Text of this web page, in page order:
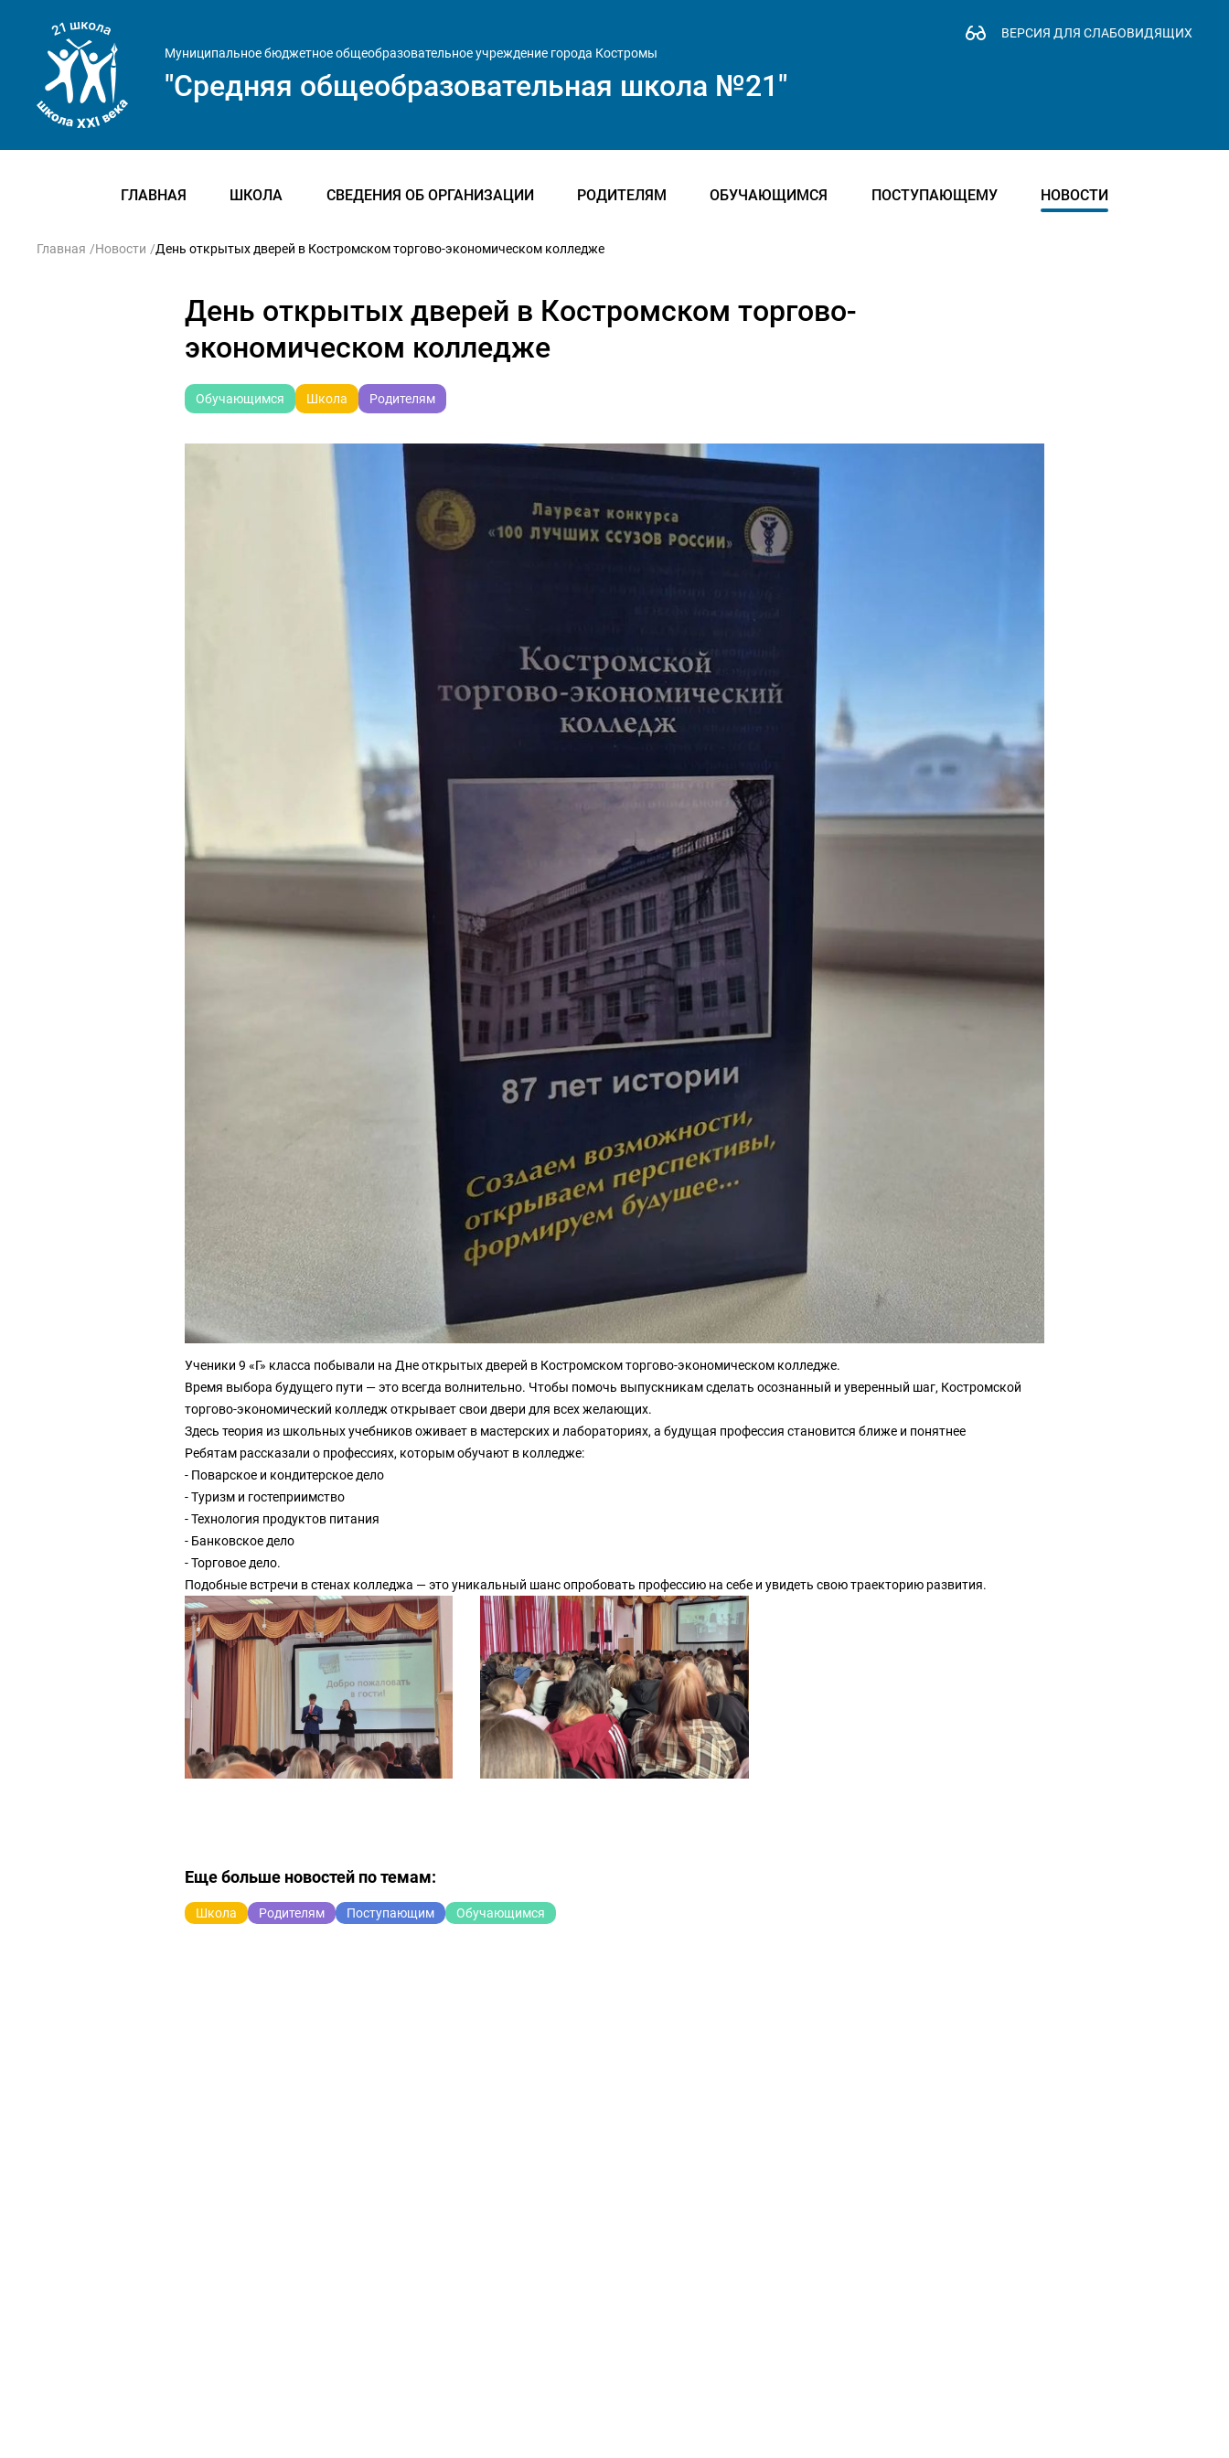
Муниципальное бюджетное общеобразовательное учреждение города Костромы
"Средняя общеобразовательная школа №21"
ВЕРСИЯ ДЛЯ СЛАБОВИДЯЩИХ
ГЛАВНАЯ ШКОЛА СВЕДЕНИЯ ОБ ОРГАНИЗАЦИИ РОДИТЕЛЯМ ОБУЧАЮЩИМСЯ ПОСТУПАЮЩЕМУ НОВОСТИ
Главная Новости День открытых дверей в Костромском торгово-экономическом колледже
День открытых дверей в Костромском торгово-
экономическом колледже
Обучающимся Школа Родителям
Ученики 9 «Г» класса побывали на Дне открытых дверей в Костромском торгово-экономическом колледже.
Время выбора будущего пути — это всегда волнительно. Чтобы помочь выпускникам сделать осознанный и уверенный шаг, Костромской
торгово-экономический колледж открывает свои двери для всех желающих.
Здесь теория из школьных учебников оживает в мастерских и лабораториях, а будущая профессия становится ближе и понятнее
Ребятам рассказали о профессиях, которым обучают в колледже:
- Поварское и кондитерское дело
- Туризм и гостеприимство
- Технология продуктов питания
- Банковское дело
- Торговое дело.
Подобные встречи в стенах колледжа — это уникальный шанс опробовать профессию на себе и увидеть свою траекторию развития.
Еще больше новостей по темам:
Школа Родителям Поступающим Обучающимся